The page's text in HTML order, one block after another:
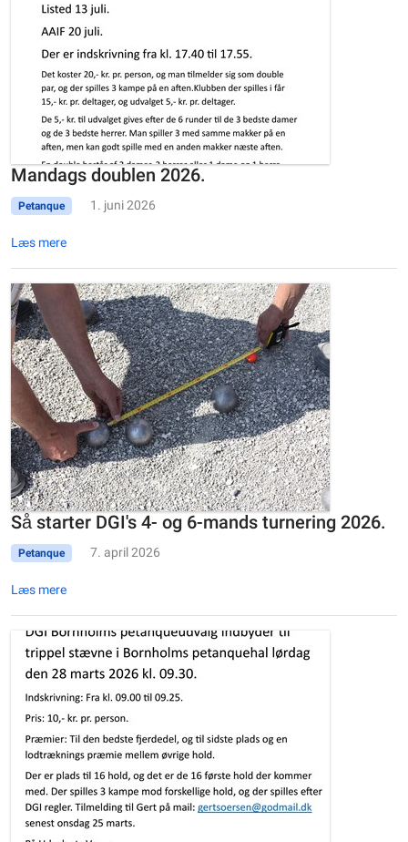
Mandags doublen 2026.
Petanque 1. juni 2026
Læs mere
Så starter DGI's 4- og 6-mands turnering 2026.
Petanque 7. april 2026
Læs mere